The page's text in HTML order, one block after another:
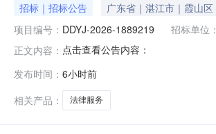
招标｜招标公告 广东省｜湛江市｜霞山区
项目编号： DDYJ-2026-1889219 招标单位：
正文内容： 点击查看公告内容：
发布时间： 6小时前
相关产品：
法律服务